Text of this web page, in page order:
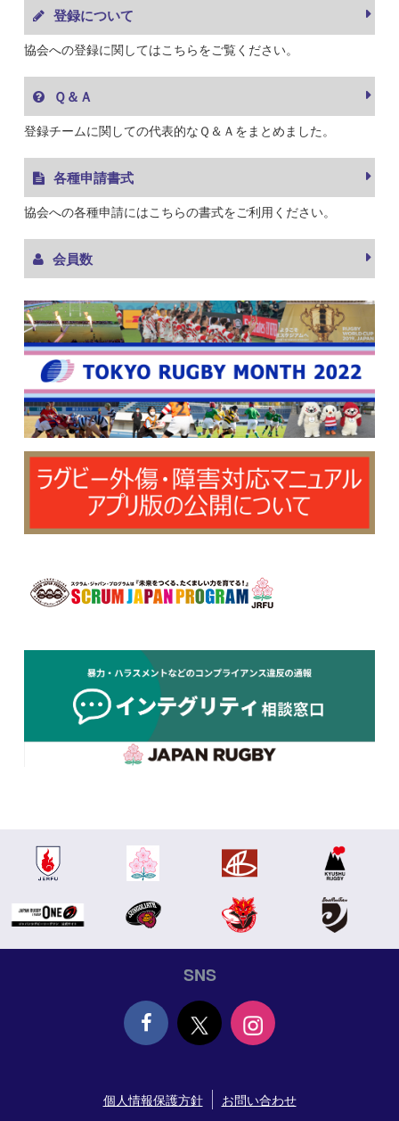
登録について
協会への登録に関してはこちらをご覧ください。
Ｑ＆Ａ
登録チームに関しての代表的なＱ＆Ａをまとめました。
各種申請書式
協会への各種申請にはこちらの書式をご利用ください。
会員数
SNS
book
個人情報保護方針 お問い合わせ